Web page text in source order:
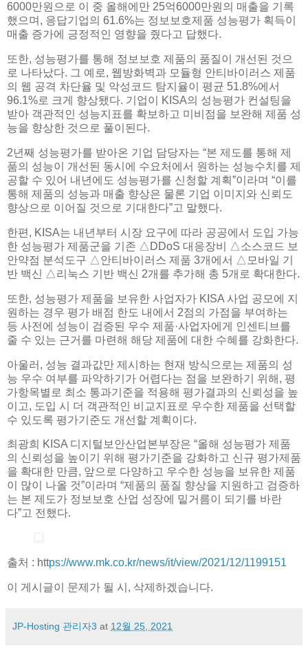
6000만원으로 이 중 올해에만 25억6000만원의 매출을 기록
했으며, 응답기업의 61.6%는 정보보호제품 성능평가 획득이
매출 증가에 긍정적인 영향을 줬다고 답했다.
또한, 성능평가를 통해 정보보호 제품의 품질이 개선된 것으
로 나타났다. 그 예로, 웹방화벽과 모듈형 안티바이러스 제품
의 웹 공격 차단율 및 악성코드 탐지율이 평균 51.8%에서
96.1%로 크게 향상됐다. 기업이 KISA의 성능평가 컨설팅을
받아 객관적인 성능지표를 확보하고 미비점을 보완해 제품 성
능을 향상한 것으로 풀이된다.
2년째 성능평가를 받아온 기업 담당자는 “본 제도를 통해 제
품의 성능이 개선된 동시에 수요처에서 원하는 성능수치를 제
공할 수 있어 내년에도 성능평가를 신청할 계획”이라며 “이를
통해 제품의 성능과 매출 향상은 물론 기업 이미지와 신뢰도
향상으로 이어질 것으로 기대한다”고 말했다.
한편, KISA는 내년부터 시장 요구에 따라 공공에서 도입 가능
한 성능평가 제품군을 기존 △DDoS 대응장비 △소스코드 보
안약점 분석도구 △안티바이러스 제품 3개에서 △모바일 기
반 백신 △리눅스 기반 백신 2개를 추가해 총 5개로 확대한다.
또한, 성능평가 제품을 보유한 사업자가 KISA 사업 공모에 지
원하는 경우 평가 배점 한도 내에서 2점의 가점을 부여하는
등 사전에 성능이 검증된 우수 제품·사업자에게 인센티브를
줄 수 있는 근거를 마련해 해당 제품에 대한 수혜를 강화한다.
아울러, 성능 결과값만 제시하는 현재 방식으로는 제품의 성
능 우수 여부를 파악하기가 어렵다는 점을 보완하기 위해, 평
가항목별로 최소 통과기준을 적용해 평가결과의 신뢰성을 높
이고, 도입 시 더 객관적인 비교지표로 우수한 제품을 선택할
수 있도록 평가기준도 개선할 계획이다.
최광희 KISA 디지털보안산업본부장은 “올해 성능평가 제품
의 신뢰성을 높이기 위해 평가기준을 강화하고 신규 평가제품
을 확대한 만큼, 앞으로 다양하고 우수한 성능을 보유한 제품
이 많이 나올 것”이라며 “제품의 품질 향상을 지원하고 검증하
는 본 제도가 정보보호 산업 성장에 밑거름이 되기를 바란
다”고 전했다.
출처 : https://www.mk.co.kr/news/it/view/2021/12/1199151
이 게시글이 문제가 될 시, 삭제하겠습니다.
JP-Hosting 관리자3 at 12월 25, 2021